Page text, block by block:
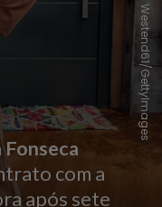
Fonseca
com a
após sete
Westend61/GettyImages